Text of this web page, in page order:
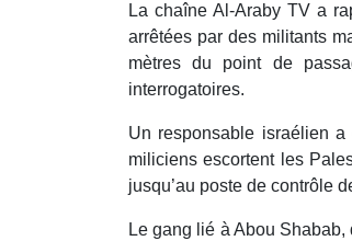
La chaîne Al-Araby TV a
arrêtées par des militants
mètres du point de
interrogatoires.
Un responsable israélien
miliciens escortent les
jusqu’au poste de contrôle
Le gang lié à Abou